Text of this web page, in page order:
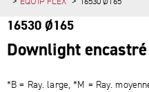
Main Navigation
Contact
Méta-navigation
16530 Ø165
Downlight encastré
*B = Ray. large, *M = Ray.